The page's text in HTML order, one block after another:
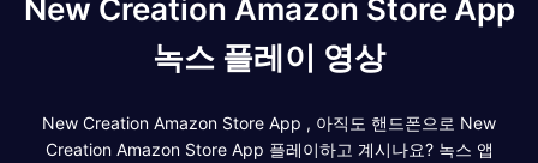
New Creation Amazon Store App
녹스 플레이 영상
New Creation Amazon Store App , 아직도 핸드폰으로 New
Creation Amazon Store App 플레이하고 계시나요? 녹스 앱